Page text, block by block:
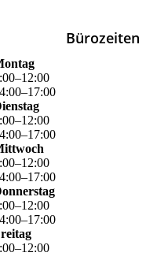
Bürozeiten
00–12:00
:00–17:00
00–12:00
:00–17:00
00–12:00
:00–17:00
00–12:00
:00–17:00
00–12:00